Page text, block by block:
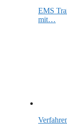
EMS
mit…